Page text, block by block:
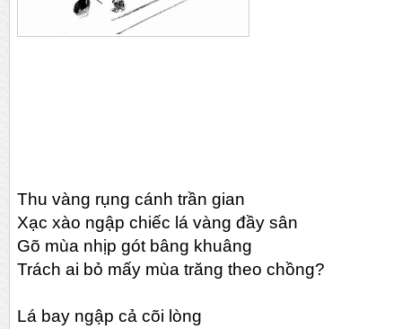
Thu vàng rụng cánh trần gian
Xạc xào ngập chiếc lá vàng đầy sân
Gõ mùa nhịp gót bâng khuâng
Trách ai bỏ mấy mùa trăng theo chồng?
Lá bay ngập cả cõi lòng